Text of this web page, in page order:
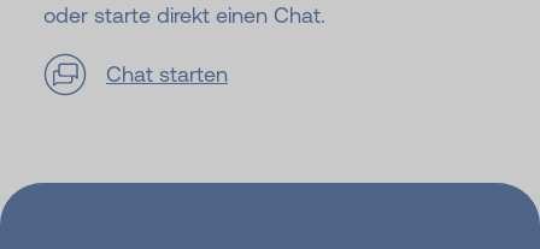
oder starte direkt einen Chat.
Chat starten